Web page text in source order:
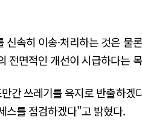
신속히 이송·처리하는 것은 물
전면적인 개선이 시급하다는
간 쓰레기를 육지로 반출하
스를 점검하겠다"고 밝혔다.